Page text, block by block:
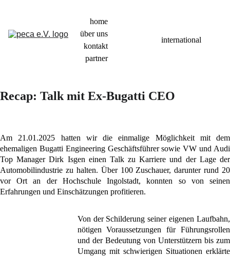
home
über uns
kontakt
partner
international
Recap: Talk mit Ex-Bugatti CEO
Am 21.01.2025 hatten wir die einmalige Möglichkeit mit dem
ehemaligen Bugatti Engineering Geschäftsführer sowie VW und Audi
Top Manager Dirk Isgen einen Talk zu Karriere und der Lage der
Automobilindustrie zu halten. Über 100 Zuschauer, darunter rund 20
vor Ort an der Hochschule Ingolstadt, konnten so von seinen
Erfahrungen und Einschätzungen profitieren.
Von der Schilderung seiner eigenen Laufbahn,
nötigen Voraussetzungen für Führungsrollen
und der Bedeutung von Unterstützern bis zum
Umgang mit schwierigen Situationen erklärte